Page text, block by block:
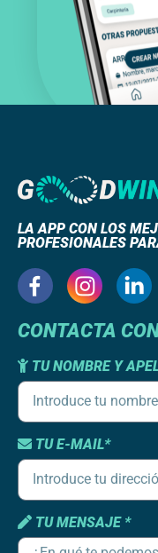
LA APP CON LOS
PROFESIONALES
CONTACTA
TU NOMBRE Y
TU E-MAIL*
TU MENSAJE *